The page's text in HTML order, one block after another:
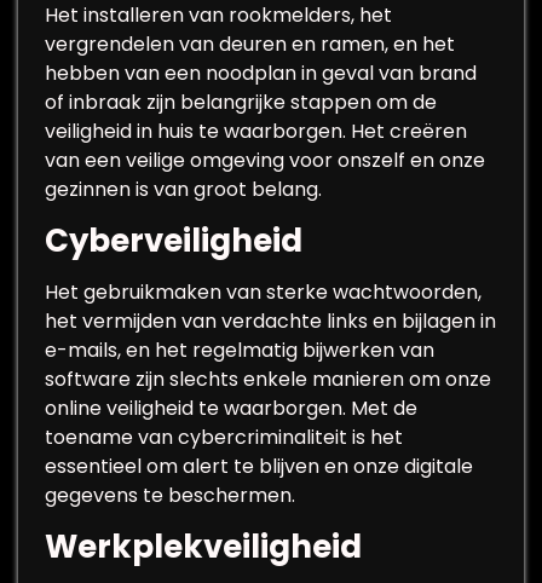
Het installeren van rookmelders, het
vergrendelen van deuren en ramen, en het
hebben van een noodplan in geval van brand
of inbraak zijn belangrijke stappen om de
veiligheid in huis te waarborgen. Het creëren
van een veilige omgeving voor onszelf en onze
gezinnen is van groot belang.
Cyberveiligheid
Het gebruikmaken van sterke wachtwoorden,
het vermijden van verdachte links en bijlagen in
e-mails, en het regelmatig bijwerken van
software zijn slechts enkele manieren om onze
online veiligheid te waarborgen. Met de
toename van cybercriminaliteit is het
essentieel om alert te blijven en onze digitale
gegevens te beschermen.
Werkplekveiligheid